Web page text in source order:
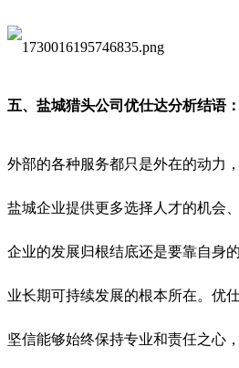
五、盐城猎头公司 优仕达分析结语：
外部的各种服务都只是外在的动力
盐城企业提供更多选择人才的机会
企业的发展归根结底还是要靠自身
业长期可持续发展的根本所在。 优
坚信能够始终保持专业和责任之心